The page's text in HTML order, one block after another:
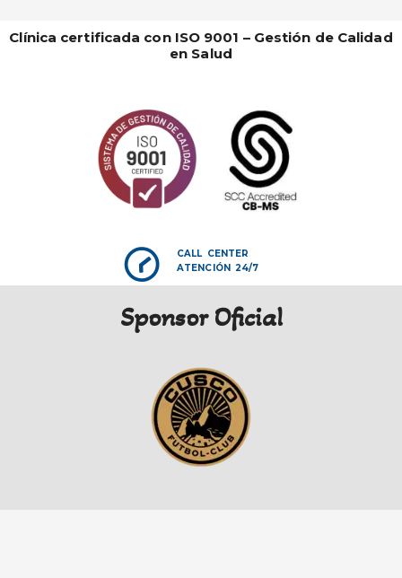
Clínica certificada con ISO 9001 – Gestión de Calidad
en Salud
CALL CENTER
ATENCIÓN 24/7
Sponsor Oficial